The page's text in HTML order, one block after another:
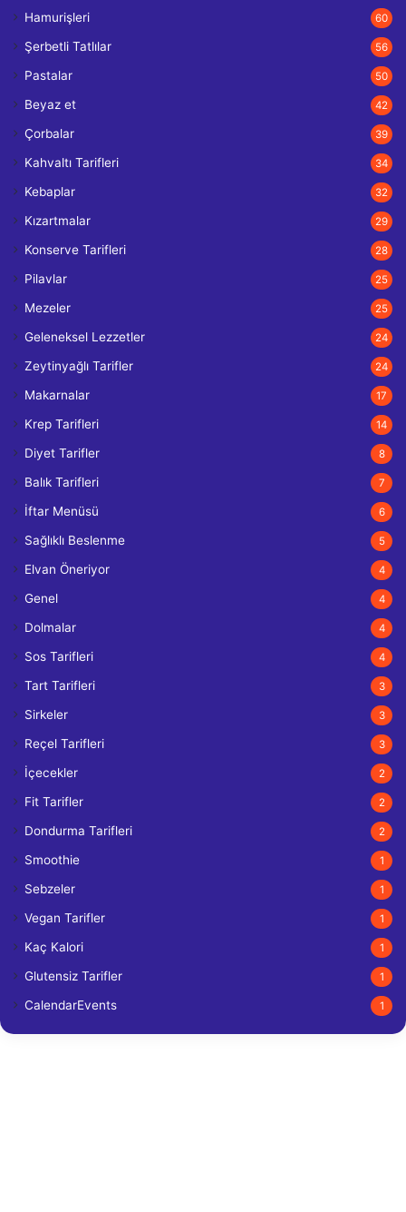
Hamurişleri 60
Şerbetli Tatlılar 56
Pastalar 50
Beyaz et 42
Çorbalar 39
Kahvaltı Tarifleri 34
Kebaplar 32
Kızartmalar 29
Konserve Tarifleri 28
Pilavlar 25
Mezeler 25
Geleneksel Lezzetler 24
Zeytinyağlı Tarifler 24
Makarnalar 17
Krep Tarifleri 14
Diyet Tarifler 8
Balık Tarifleri 7
İftar Menüsü 6
Sağlıklı Beslenme 5
Elvan Öneriyor 4
Genel 4
Dolmalar 4
Sos Tarifleri 4
Tart Tarifleri 3
Sirkeler 3
Reçel Tarifleri 3
İçecekler 2
Fit Tarifler 2
Dondurma Tarifleri 2
Smoothie 1
Sebzeler 1
Vegan Tarifler 1
Kaç Kalori 1
Glutensiz Tarifler 1
CalendarEvents 1